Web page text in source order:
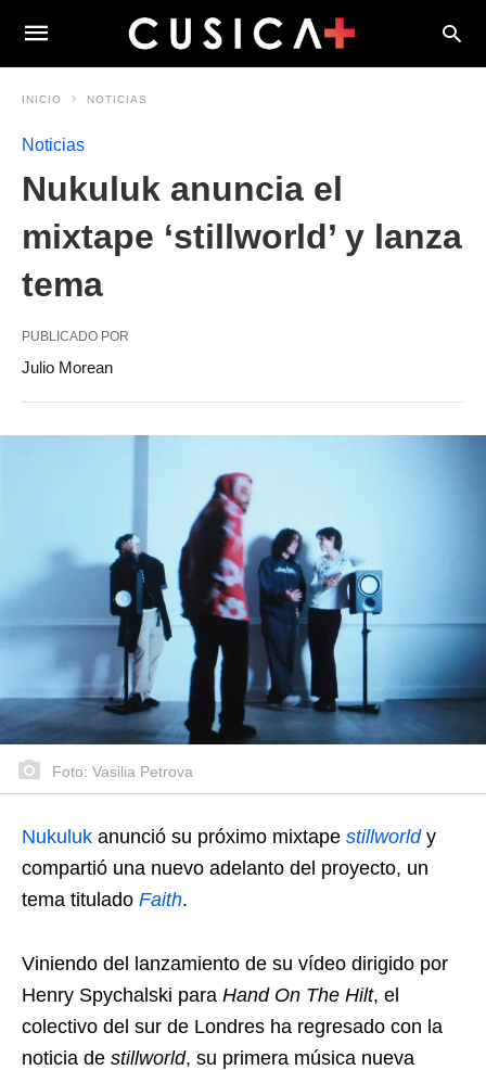
INICIO NOTICIAS
Noticias
Nukuluk anuncia el
mixtape ‘stillworld’ y lanza
tema
PUBLICADO POR
Julio Morean
Foto: Vasilia Petrova
Nukuluk anunció su próximo mixtape stillworldy
compartió una nuevo adelanto del proyecto, un
tema titulado Faith.
Viniendo del lanzamiento de su vídeo dirigido por
Henry Spychalski para Hand On The Hilt, el
colectivo del sur de Londres ha regresado con la
noticia de stillworld, su primera música nueva